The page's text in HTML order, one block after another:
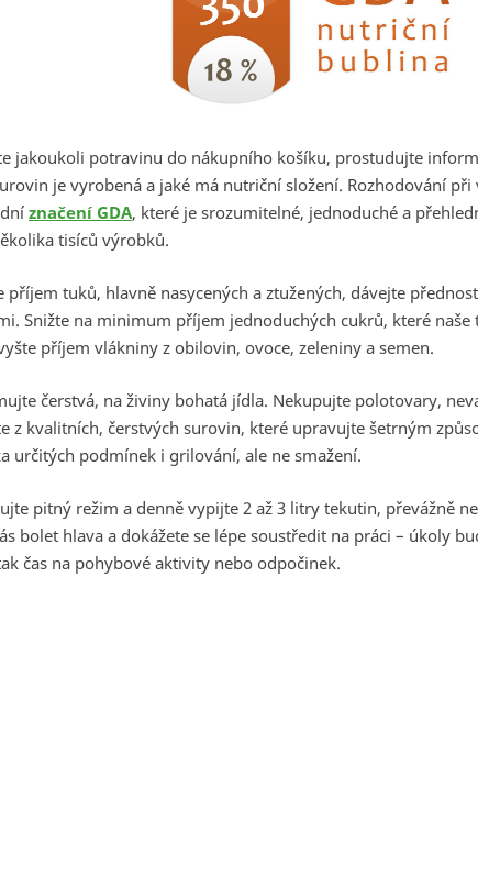
jakoukoli potravinu do nákupního košíku, prostudujte
je vyrobená a jaké má nutriční složení. Rozhodování
značení GDA, které je srozumitelné, jednoduché a
tisíců výrobků.
příjem tuků, hlavně nasycených a ztužených, dávejte
Snižte na minimum příjem jednoduchých cukrů, které naše
příjem vlákniny z obilovin, ovoce, zeleniny a semen.
čerstvá, na živiny bohatá jídla. Nekupujte polotovary,
z kvalitních, čerstvých surovin, které upravujte šetrným
určitých podmínek i grilování, ale ne smažení.
pitný režim a denně vypijte 2 až 3 litry tekutin, převážně
bolet hlava a dokážete se lépe soustředit na práci – úkoly
čas na pohybové aktivity nebo odpočinek.